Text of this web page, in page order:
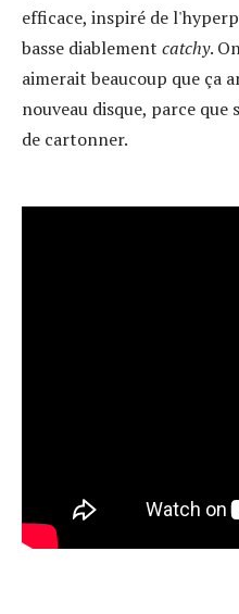
efficace, inspiré de
basse diablement catchy.
aimerait beaucoup que ça
nouveau disque, parce que
de cartonner.